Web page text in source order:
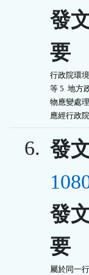
發
要
行政院環
等 5  地方
物應變處
應經行政
6. 發
發
要
屬於同一